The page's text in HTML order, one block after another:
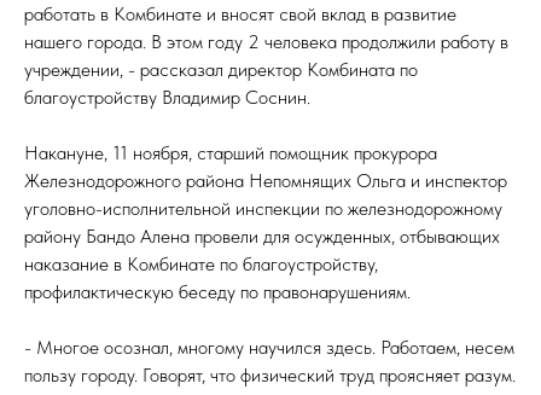
работать в Комбинате и вносят свой вклад в развитие
нашего города. В этом году 2 человека продолжили работу в
учреждении, - рассказал директор Комбината по
благоустройству Владимир Соснин.
Накануне, 11 ноября, старший помощник прокурора
Железнодорожного района Непомнящих Ольга и инспектор
уголовно-исполнительной инспекции по железнодорожному
району Бандо Алена провели для осужденных, отбывающих
наказание в Комбинате по благоустройству,
профилактическую беседу по правонарушениям.
- Многое осознал, многому научился здесь. Работаем, несем
пользу городу. Говорят, что физический труд проясняет разум.